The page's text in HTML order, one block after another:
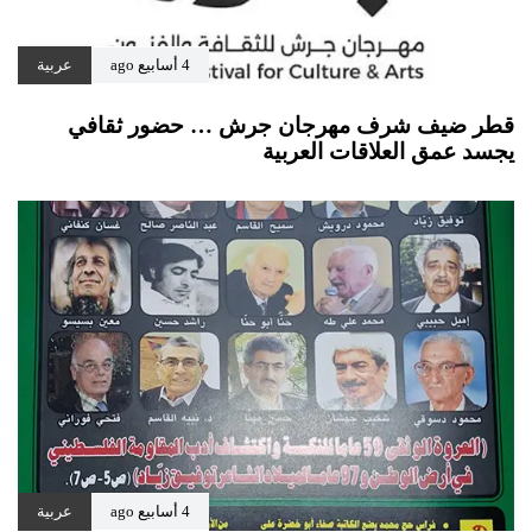
4 أسابيع ago عربية
قطر ضيف شرف مهرجان جرش … حضور ثقافي
يجسد عمق العلاقات العربية
4 أسابيع ago عربية